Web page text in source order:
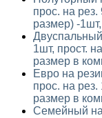
прос. на
размер) -
1шт, прост.
размер в
Евро на
прос. на
размер в
Семейный на